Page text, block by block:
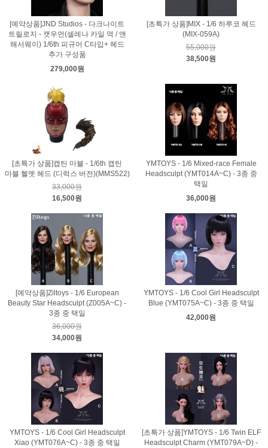
[예약상품]JND Studios - 다크나이트
트릴로지 - 캣우먼(셀레나 카일 역 / 앤
해서웨이) 1/6th 피규어 C타입+ 헤드
추가 구성품
279,000원
[초특가 상품]MIX - 1/6 하루코 헤드
(MIX-059A)
55,000원
38,500원
[초특가 상품]캡틴 마블 - 1/6th 캡틴
마블 헬멧 헤드 (디럭스 버전)(MMS522)
33,000원
16,500원
YMTOYS - 1/6 Mixed-race Female
Headsculpt (YMT014A~C) - 3종 중
택일
36,000원
[예약상품]Ziltoys - 1/6 European
Beauty Star Headsculpt (Z005A~C) -
3종 중 택일
36,000원
34,000원
YMTOYS - 1/6 Cool Girl Headsculpt
Blue (YMT075A~C) - 3종 중 택일
42,000원
YMTOYS - 1/6 Cool Girl Headsculpt
Xiao (YMT076A~C) - 3종 중 택일
[초특가 상품]YMTOYS - 1/6 Twin ELF
Headsculpt Charm (YMT079A~D) -